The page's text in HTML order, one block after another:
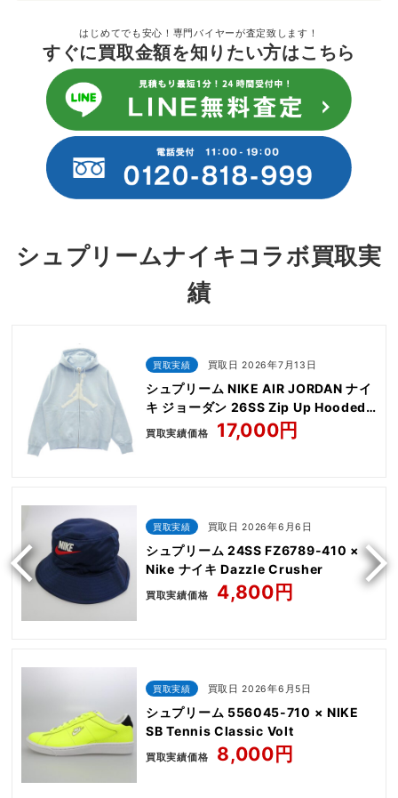
はじめてでも安心！専門バイヤーが査定致します！
すぐに買取金額を知りたい方はこちら
シュプリームナイキコラボ買取実
績
買取実績 買取日 2026年7月13日
シュプリーム NIKE AIR JORDAN ナイ
キ ジョーダン 26SS Zip Up Hooded
Sweatshirt
買取実績価格 17,000円
買取実績 買取日 2026年6月6日
シュプリーム 24SS FZ6789-410 ×
Nike ナイキ Dazzle Crusher
買取実績価格 4,800円
買取実績 買取日 2026年6月5日
シュプリーム 556045-710 × NIKE
SB Tennis Classic Volt
買取実績価格 8,000円